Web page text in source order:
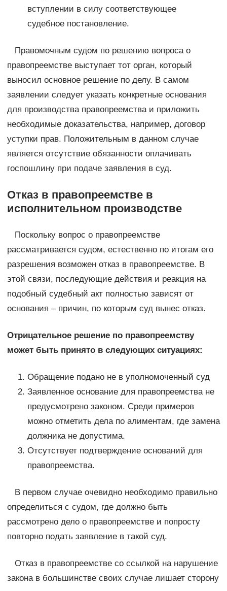
вступлении в силу соответствующее
судебное постановление.
Правомочным судом по решению вопроса о
правопреемстве выступает тот орган, который
выносил основное решение по делу. В самом
заявлении следует указать конкретные основания
для производства правопреемства и приложить
необходимые доказательства, например, договор
уступки прав. Положительным в данном случае
является отсутствие обязанности оплачивать
госпошлину при подаче заявления в суд.
Отказ в правопреемстве в
исполнительном производстве
Поскольку вопрос о правопреемстве
рассматривается судом, естественно по итогам его
разрешения возможен отказ в правопреемстве. В
этой связи, последующие действия и реакция на
подобный судебный акт полностью зависят от
основания – причин, по которым суд вынес отказ.
Отрицательное решение по правопреемству
может быть принято в следующих ситуациях:
Обращение подано не в уполномоченный суд
Заявленное основание для правопреемства не
предусмотрено законом. Среди примеров
можно отметить дела по алиментам, где замена
должника не допустима.
Отсутствует подтверждение оснований для
правопреемства.
В первом случае очевидно необходимо правильно
определиться с судом, где должно быть
рассмотрено дело о правопреемстве и попросту
повторно подать заявление в такой суд.
Отказ в правопреемстве со ссылкой на нарушение
закона в большинстве своих случае лишает сторону